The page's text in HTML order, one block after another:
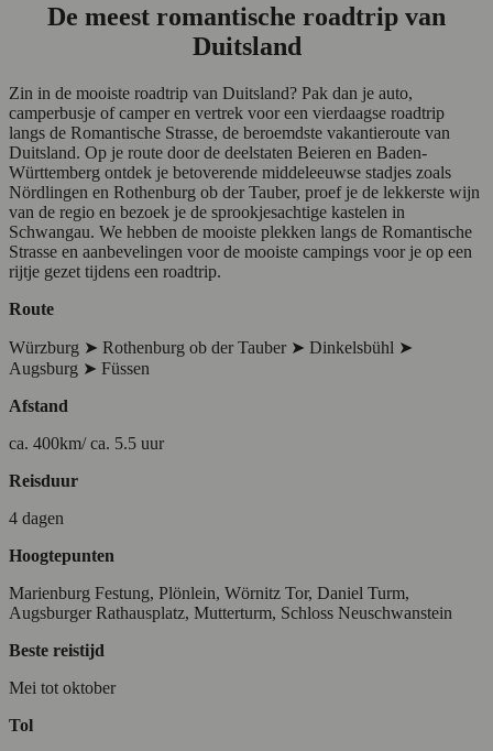
De meest romantische roadtrip van
Duitsland
Zin in de mooiste roadtrip van Duitsland? Pak dan je auto,
camperbusje of camper en vertrek voor een vierdaagse roadtrip
langs de Romantische Strasse, de beroemdste vakantieroute van
Duitsland. Op je route door de deelstaten Beieren en Baden-
Württemberg ontdek je betoverende middeleeuwse stadjes zoals
Nördlingen en Rothenburg ob der Tauber, proef je de lekkerste wijn
van de regio en bezoek je de sprookjesachtige kastelen in
Schwangau. We hebben de mooiste plekken langs de Romantische
Strasse en aanbevelingen voor de mooiste campings voor je op een
rijtje gezet tijdens een roadtrip.
Route
Würzburg ➤ Rothenburg ob der Tauber ➤ Dinkelsbühl ➤
Augsburg ➤ Füssen
Afstand
ca. 400km/ ca. 5.5 uur
Reisduur
4 dagen
Hoogtepunten
Marienburg Festung, Plönlein, Wörnitz Tor, Daniel Turm,
Augsburger Rathausplatz, Mutterturm, Schloss Neuschwanstein
Beste reistijd
Mei tot oktober
Tol